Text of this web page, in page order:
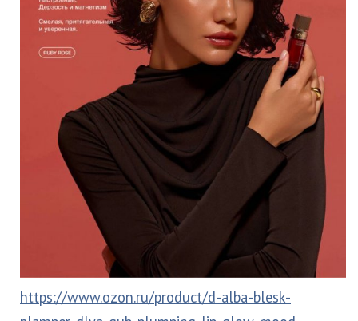
https://www.ozon.ru/product/d-alba-blesk-